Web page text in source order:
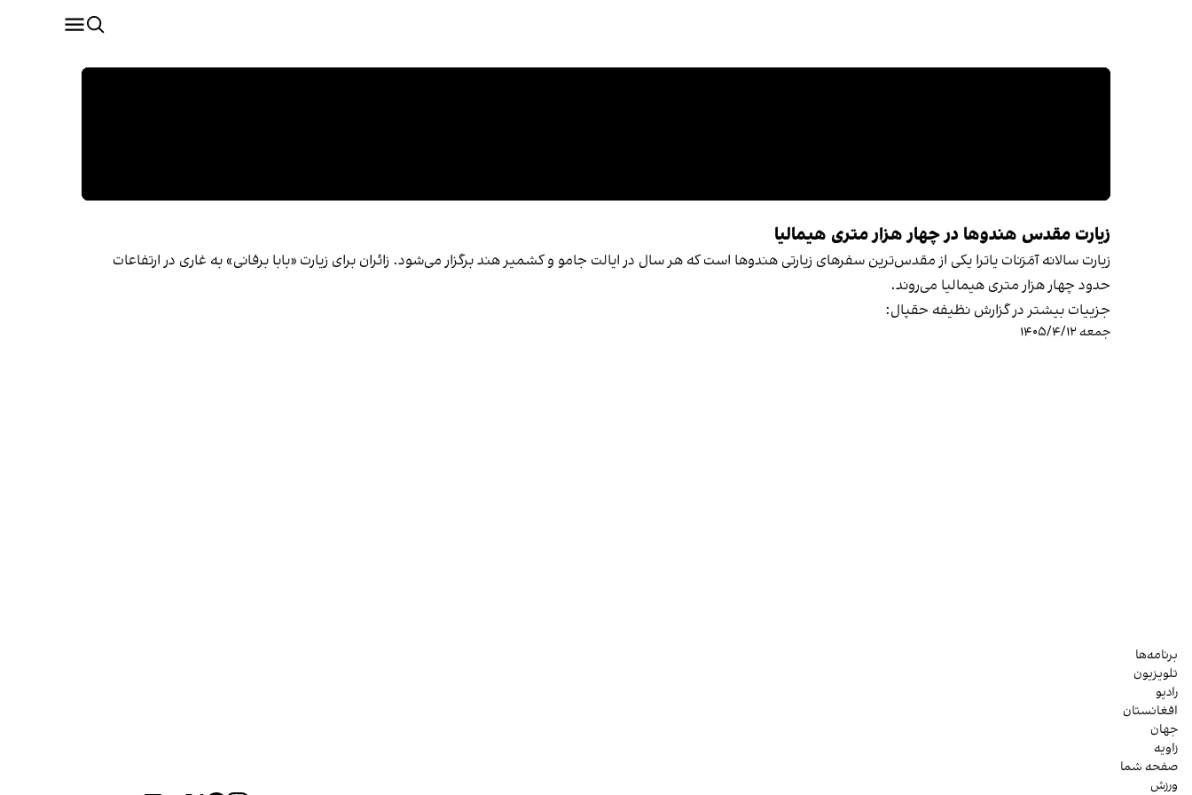
زیارت مقدس هندوها در چهار هزار متری هیمالیا
زیارت سالانه آمَرَنات یاترا یکی از مقدس‌ترین سفرهای زیارتی هندوها است که هر سال در ایالت جامو و کشمیر هند برگزار می‌شود. زائران برای زیارت «بابا برفانی» به غاری در ارتفاعات
حدود چهار هزار متری هیمالیا می‌روند.
جزییات بیشتر در گزارش نظیفه حقپال:
جمعه ۱۴۰۵/۴/۱۲
برنامه‌ها
تلویزیون
رادیو
افغانستان
جهان
زاویه
صفحه شما
ورزش